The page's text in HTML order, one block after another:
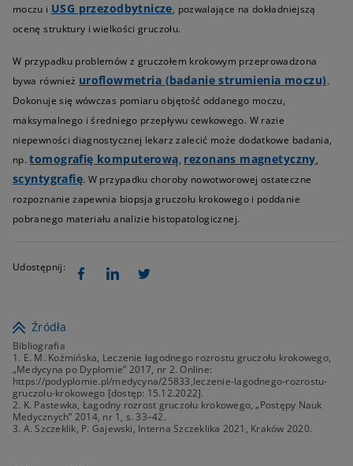
moczu i USG przezodbytnicze, pozwalające na dokładniejszą
ocenę struktury i wielkości gruczołu.
W przypadku problemów z gruczołem krokowym przeprowadzona
bywa również uroflowmetria (badanie strumienia moczu).
Dokonuje się wówczas pomiaru objętość oddanego moczu,
maksymalnego i średniego przepływu cewkowego. W razie
niepewności diagnostycznej lekarz zalecić może dodatkowe badania,
np.tomografię komputerową, rezonans magnetyczny,
scyntygrafię. W przypadku choroby nowotworowej ostateczne
rozpoznanie zapewnia biopsja gruczołu krokowego i poddanie
pobranego materiału analizie histopatologicznej.
Udostępnij:
Źródła
Bibliografia
1. E. M. Koźmińska, Leczenie łagodnego rozrostu gruczołu krokowego,
„Medycyna po Dyplomie” 2017, nr 2. Online:
https://podyplomie.pl/medycyna/25833,leczenie-lagodnego-rozrostu-
gruczolu-krokowego [dostęp: 15.12.2022].
2. K. Pastewka, Łagodny rozrost gruczołu krokowego, „Postępy Nauk
Medycznych” 2014, nr 1, s. 33–42.
3. A. Szczeklik, P. Gajewski, Interna Szczeklika 2021, Kraków 2020.